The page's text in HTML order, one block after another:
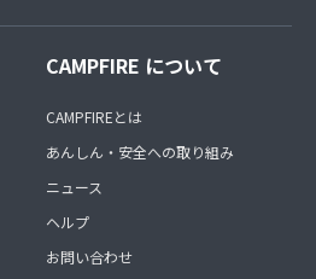
CAMPFIRE について
CAMPFIREとは
あんしん・安全への取り組み
ニュース
ヘルプ
お問い合わせ